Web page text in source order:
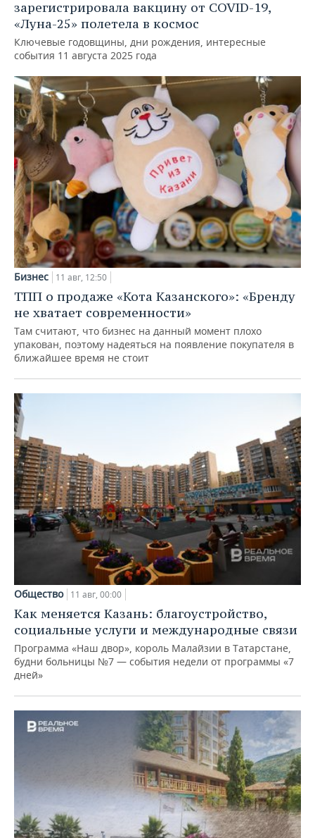
зарегистрировала вакцину от COVID-19,
«Луна-25» полетела в космос
Ключевые годовщины, дни рождения, интересные
события 11 августа 2025 года
Бизнес 11 авг, 12:50
ТПП о продаже «Кота Казанского»: «Бренду
не хватает современности»
Там считают, что бизнес на данный момент плохо
упакован, поэтому надеяться на появление покупателя в
ближайшее время не стоит
Общество 11 авг, 00:00
Как меняется Казань: благоустройство,
социальные услуги и международные связи
Программа «Наш двор», король Малайзии в Татарстане,
будни больницы №7 — события недели от программы «7
дней»